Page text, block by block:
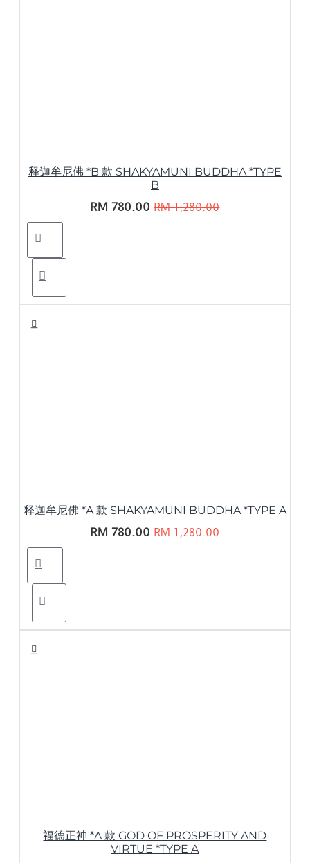
释迦牟尼佛 *B 款 SHAKYAMUNI BUDDHA *TYPE
B
RM 780.00 RM 1,280.00
释迦牟尼佛 *A 款 SHAKYAMUNI BUDDHA *TYPE A
RM 780.00 RM 1,280.00
福德正神 *A 款 GOD OF PROSPERITY AND
VIRTUE *TYPE A